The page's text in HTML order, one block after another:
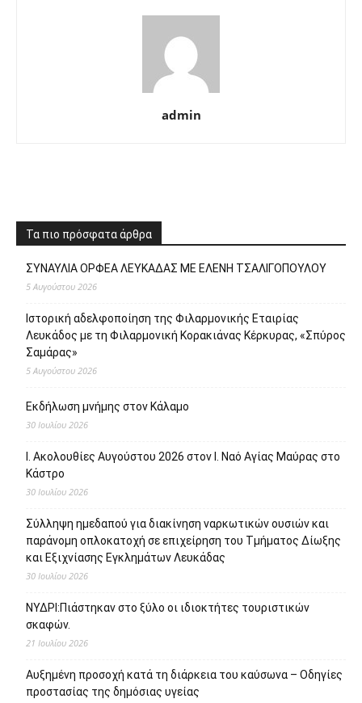
admin
Τα πιο πρόσφατα άρθρα
ΣΥΝΑΥΛΙΑ ΟΡΦΕΑ ΛΕΥΚΑΔΑΣ ΜΕ ΕΛΕΝΗ ΤΣΑΛΙΓΟΠΟΥΛΟΥ
5 Αυγούστου 2026
Ιστορική αδελφοποίηση της Φιλαρμονικής Εταιρίας
Λευκάδος με τη Φιλαρμονική Κορακιάνας Κέρκυρας, «Σπύρος
Σαμάρας»
5 Αυγούστου 2026
Εκδήλωση μνήμης στον Κάλαμο
30 Ιουλίου 2026
Ι. Ακολουθίες Αυγούστου 2026 στον Ι. Ναό Αγίας Μαύρας στο
Κάστρο
30 Ιουλίου 2026
Σύλληψη ημεδαπού για διακίνηση ναρκωτικών ουσιών και
παράνομη οπλοκατοχή σε επιχείρηση του Τμήματος Δίωξης
και Εξιχνίασης Εγκλημάτων Λευκάδας
30 Ιουλίου 2026
ΝΥΔΡΙ:Πιάστηκαν στο ξύλο οι ιδιοκτήτες τουριστικών
σκαφών.
21 Ιουλίου 2026
Αυξημένη προσοχή κατά τη διάρκεια του καύσωνα – Οδηγίες
προστασίας της δημόσιας υγείας